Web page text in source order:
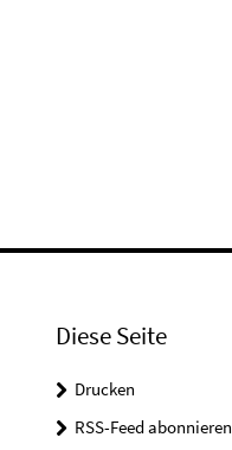
Diese Seite
Drucken
RSS-Feed abonnieren